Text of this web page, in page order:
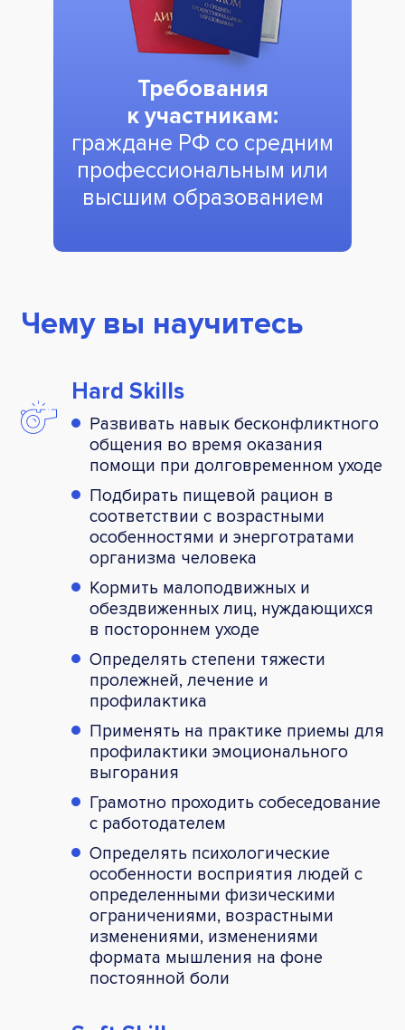
Требования
к участникам:
граждане РФ со средним
профессиональным или
высшим образованием
Чему вы научитесь
Hard Skills
Развивать навык бесконфликтного
общения во время оказания
помощи при долговременном уходе
Подбирать пищевой рацион в
соответствии с возрастными
особенностями и энерготратами
организма человека
Кормить малоподвижных и
обездвиженных лиц, нуждающихся
в постороннем уходе
Определять степени тяжести
пролежней, лечение и
профилактика
Применять на практике приемы для
профилактики эмоционального
выгорания
Грамотно проходить собеседование
с работодателем
Определять психологические
особенности восприятия людей с
определенными физическими
ограничениями, возрастными
изменениями, изменениями
формата мышления на фоне
постоянной боли